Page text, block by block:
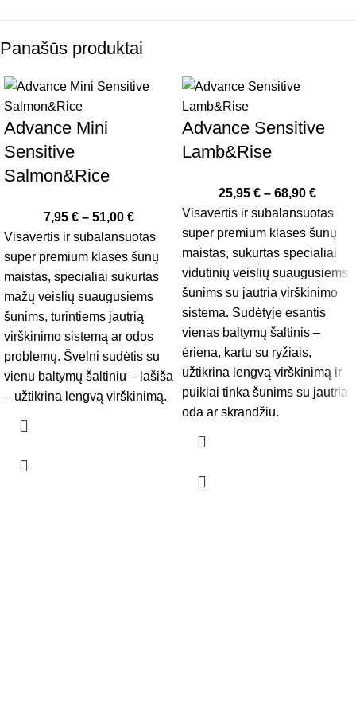
Panašūs produktai
Advance Mini
Sensitive
Salmon&Rice
7,95 € – 51,00 €
Visavertis ir subalansuotas
super premium klasės šunų
maistas, specialiai sukurtas
mažų veislių suaugusiems
šunims, turintiems jautrią
virškinimo sistemą ar odos
problemų. Švelni sudėtis su
vienu baltymų šaltiniu – lašiša
– užtikrina lengvą virškinimą.
Advance Sensitive
Lamb&Rise
25,95 € – 68,90 €
Visavertis ir subalansuotas
super premium klasės šunų
maistas, sukurtas specialiai
vidutinių veislių suaugusiems
šunims su jautria virškinimo
sistema. Sudėtyje esantis
vienas baltymų šaltinis –
ėriena, kartu su ryžiais,
užtikrina lengvą virškinimą ir
puikiai tinka šunims su jautria
oda ar skrandžiu.